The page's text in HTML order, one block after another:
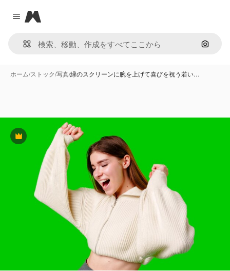
Close menu
Magnific
画像で
ホーム/ストック/写真/緑のスクリーンに腕を上げて喜びを祝う若い…
Premium